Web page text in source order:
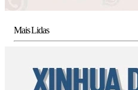
Mais Lidas